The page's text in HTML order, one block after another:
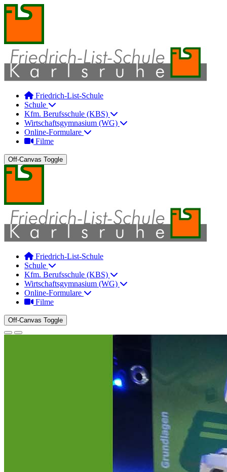
Friedrich-List-Schule
Schule
Kfm. Berufsschule (KBS)
Wirtschaftsgymnasium (WG)
Online-Formulare
Filme
Off-Canvas Toggle
Friedrich-List-Schule
Schule
Kfm. Berufsschule (KBS)
Wirtschaftsgymnasium (WG)
Online-Formulare
Filme
Off-Canvas Toggle